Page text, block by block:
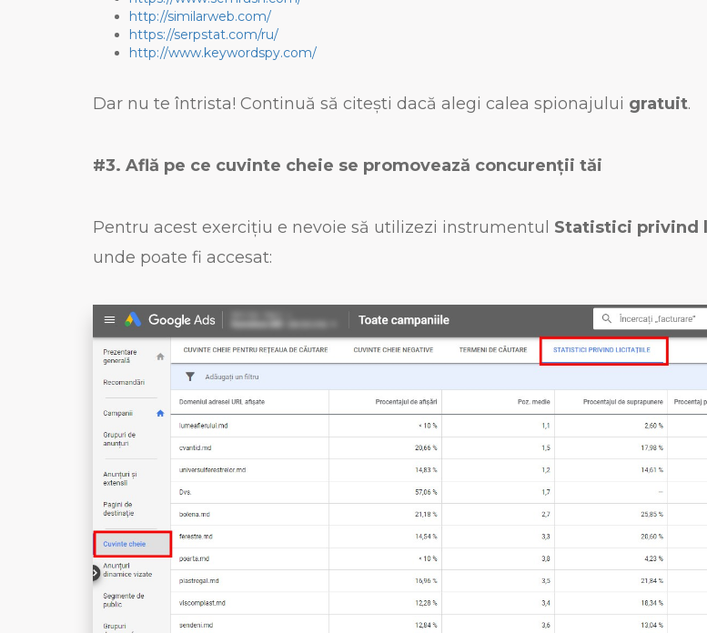
http://similarweb.com/
https://serpstat.com/ru/
http://www.keywordspy.com/
Dar nu te întrista! Continuă să citești dacă alegi calea spionajului gratuit.
#3. Află pe ce cuvinte cheie se promovează concurenții tăi
Pentru acest exercițiu e nevoie să utilizezi instrumentul Statistici privind
unde poate fi accesat: